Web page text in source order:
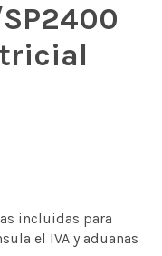
incluidas para
el IVA y aduanas